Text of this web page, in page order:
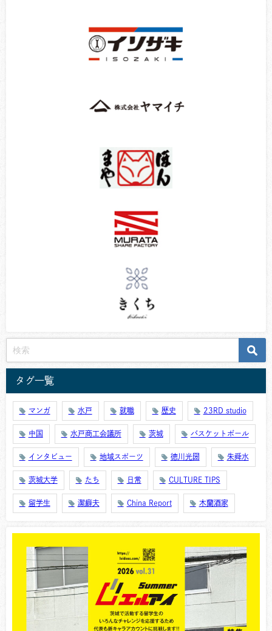
タグ一覧
マンガ 水戸 就職 歴史 23RD studio
中国 水戸商工会議所 茨城 バスケットボール
インタビュー 地域スポーツ 徳川光圀 朱舜水
茨城大学 たち 日常 CULTURE TIPS
留学生 潔癖夫 China Report 木蘭酒家